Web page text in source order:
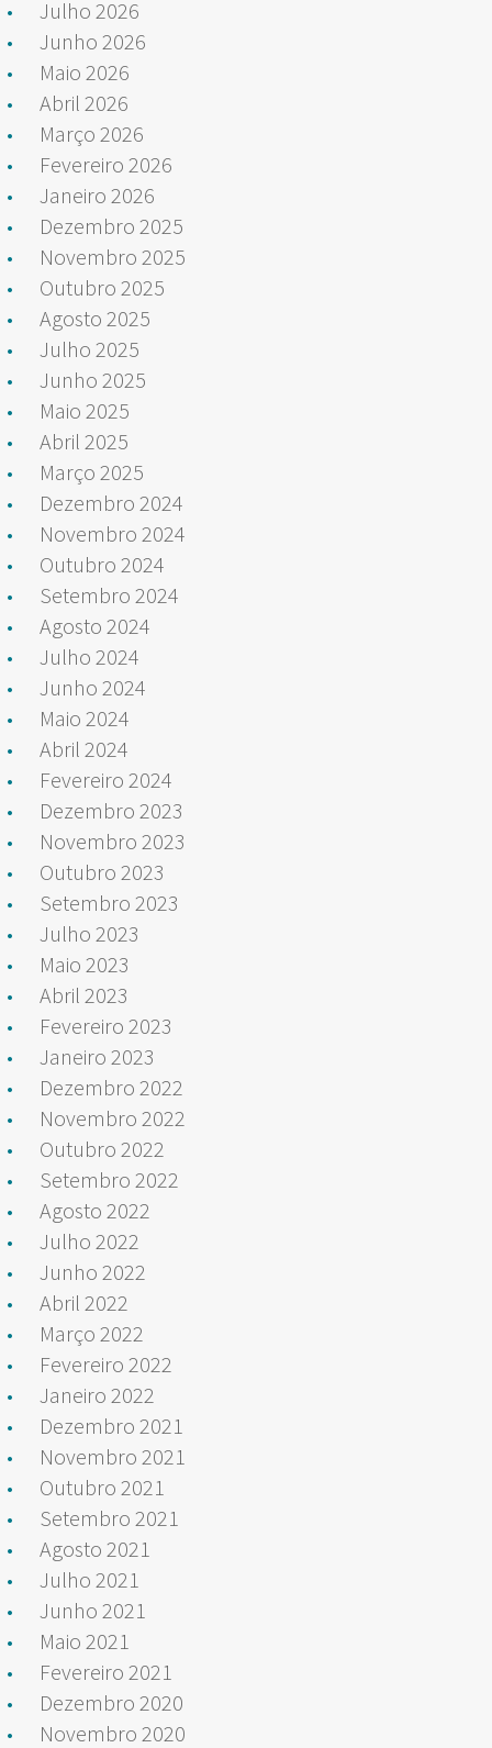
Julho 2026
Junho 2026
Maio 2026
Abril 2026
Março 2026
Fevereiro 2026
Janeiro 2026
Dezembro 2025
Novembro 2025
Outubro 2025
Agosto 2025
Julho 2025
Junho 2025
Maio 2025
Abril 2025
Março 2025
Dezembro 2024
Novembro 2024
Outubro 2024
Setembro 2024
Agosto 2024
Julho 2024
Junho 2024
Maio 2024
Abril 2024
Fevereiro 2024
Dezembro 2023
Novembro 2023
Outubro 2023
Setembro 2023
Julho 2023
Maio 2023
Abril 2023
Fevereiro 2023
Janeiro 2023
Dezembro 2022
Novembro 2022
Outubro 2022
Setembro 2022
Agosto 2022
Julho 2022
Junho 2022
Abril 2022
Março 2022
Fevereiro 2022
Janeiro 2022
Dezembro 2021
Novembro 2021
Outubro 2021
Setembro 2021
Agosto 2021
Julho 2021
Junho 2021
Maio 2021
Fevereiro 2021
Dezembro 2020
Novembro 2020